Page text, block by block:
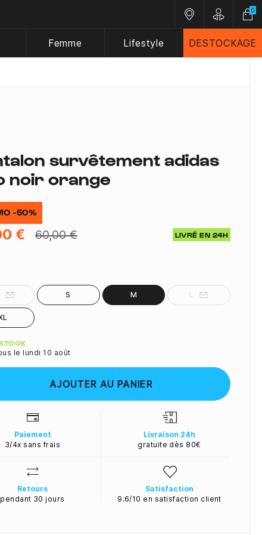
Nos magasins
Customer
0
Femme Lifestyle DESTOCKAGE
survêtement adidas
noir orange
-50%
€ 60,00 € LIVRÉ EN 24H
S M L
le lundi 10 août
AJOUTER AU PANIER
Paiement
3/4x sans frais
Livraison 24h
gratuite dès 80€
Retours
pendant 30 jours
Satisfaction
9.6/10 en satisfaction client